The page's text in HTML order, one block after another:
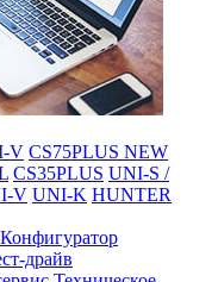
V CS75PLUS NEW
CS35PLUS UNI-S /
V UNI-K HUNTER
Конфигуратор
драйв